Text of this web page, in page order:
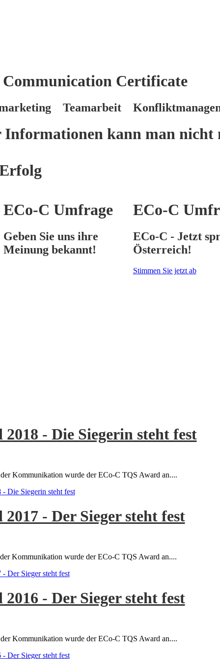
Certificate
Teamarbeit
Informationen kann man nicht
ECo-C Umfrage
Geben Sie uns ihre
Meinung bekannt!
ECo-C
ECo-C - Jetzt
Österreich!
Stimmen Sie jetzt ab
- Die Siegerin steht fest
Kommunikation wurde der ECo-C TQS Award an....
Die Siegerin steht fest
- Der Sieger steht fest
Kommunikation wurde der ECo-C TQS Award an....
Der Sieger steht fest
- Der Sieger steht fest
Kommunikation wurde der ECo-C TQS Award an....
Der Sieger steht fest